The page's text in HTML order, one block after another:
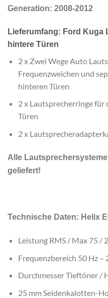
Generation: 2008-2012
Lieferumfang: Ford
hintere Türen
2 x Zwei Wege Auto
Frequenzweichen und
hinteren Türen
2 x Lautsprecherringe für
Türen
2 x
Alle
geliefert!
Technische Daten: Helix
Leistung RMS / Max 75 /
Frequenzbereich 50 Hz –
Durchmesser Tieftöner /
25 mm Seidenkalotten-